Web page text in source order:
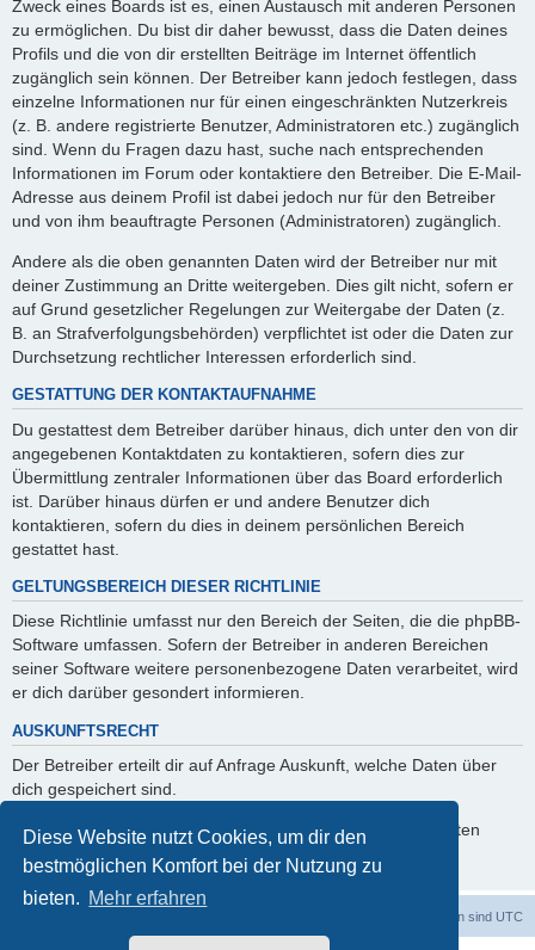
Diese Website nutzt Cookies, um dir den
bestmöglichen Komfort bei der Nutzung zu
bieten. Mehr erfahren
Zweck eines Boards ist es, einen Austausch mit anderen Personen
zu ermöglichen. Du bist dir daher bewusst, dass die Daten deines
Profils und die von dir erstellten Beiträge im Internet öffentlich
zugänglich sein können. Der Betreiber kann jedoch festlegen, dass
einzelne Informationen nur für einen eingeschränkten Nutzerkreis
(z. B. andere registrierte Benutzer, Administratoren etc.) zugänglich
sind. Wenn du Fragen dazu hast, suche nach entsprechenden
Informationen im Forum oder kontaktiere den Betreiber. Die E-Mail-
Adresse aus deinem Profil ist dabei jedoch nur für den Betreiber
und von ihm beauftragte Personen (Administratoren) zugänglich.
Andere als die oben genannten Daten wird der Betreiber nur mit
deiner Zustimmung an Dritte weitergeben. Dies gilt nicht, sofern er
auf Grund gesetzlicher Regelungen zur Weitergabe der Daten (z.
B. an Strafverfolgungsbehörden) verpflichtet ist oder die Daten zur
Durchsetzung rechtlicher Interessen erforderlich sind.
GESTATTUNG DER KONTAKTAUFNAHME
Du gestattest dem Betreiber darüber hinaus, dich unter den von dir
angegebenen Kontaktdaten zu kontaktieren, sofern dies zur
Übermittlung zentraler Informationen über das Board erforderlich
ist. Darüber hinaus dürfen er und andere Benutzer dich
kontaktieren, sofern du dies in deinem persönlichen Bereich
gestattet hast.
GELTUNGSBEREICH DIESER RICHTLINIE
Diese Richtlinie umfasst nur den Bereich der Seiten, die die phpBB-
Software umfassen. Sofern der Betreiber in anderen Bereichen
seiner Software weitere personenbezogene Daten verarbeitet, wird
er dich darüber gesondert informieren.
AUSKUNFTSRECHT
Der Betreiber erteilt dir auf Anfrage Auskunft, welche Daten über
dich gespeichert sind.
Du kannst jederzeit die Löschung bzw. Sperrung deiner Daten
verlangen. Kontaktiere hierzu bitte den Betreiber.
Alle Zeiten sind UTC